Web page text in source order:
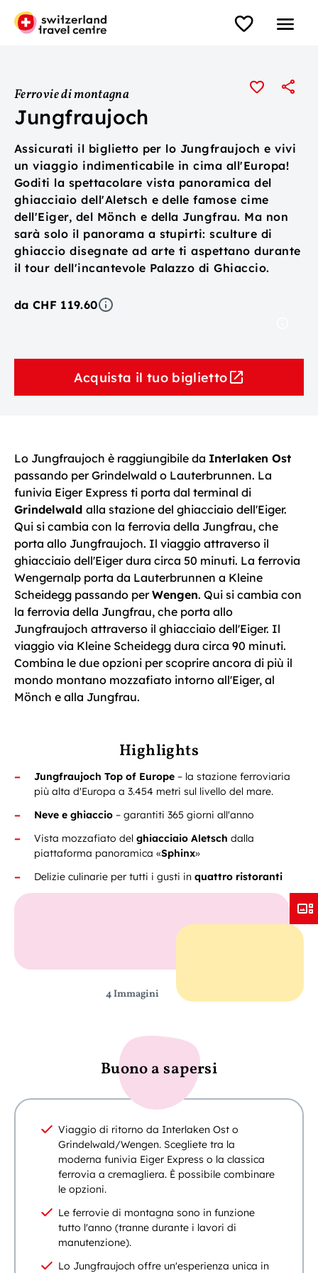
Ferrovie di montagna
Jungfraujoch
Assicurati il biglietto per lo Jungfraujoch e vivi
un viaggio indimenticabile in cima all'Europa!
Goditi la spettacolare vista panoramica del
ghiacciaio dell'Aletsch e delle famose cime
dell'Eiger, del Mönch e della Jungfrau. Ma non
sarà solo il panorama a stupirti: sculture di
ghiaccio disegnate ad arte ti aspettano durante
il tour dell'incantevole Palazzo di Ghiaccio.
da CHF 119.60
Acquista il tuo biglietto
Lo Jungfraujoch è raggiungibile da Interlaken Ost
passando per Grindelwald o Lauterbrunnen. La
funivia Eiger Express ti porta dal terminal di
Grindelwald alla stazione del ghiacciaio dell'Eiger.
Qui si cambia con la ferrovia della Jungfrau, che
porta allo Jungfraujoch. Il viaggio attraverso il
ghiacciaio dell'Eiger dura circa 50 minuti. La ferrovia
Wengernalp porta da Lauterbrunnen a Kleine
Scheidegg passando perWengen. Qui si cambia con
la ferrovia della Jungfrau, che porta allo
Jungfraujoch attraverso il ghiacciaio dell'Eiger. Il
viaggio via Kleine Scheidegg dura circa 90 minuti.
Combina le due opzioni per scoprire ancora di più il
mondo montano mozzafiato intorno all'Eiger, al
Mönch e alla Jungfrau.
Highlights
Jungfraujoch Top of Europe – la stazione ferroviaria
più alta d'Europa a 3.454 metri sul livello del mare.
Neve e ghiaccio – garantiti 365 giorni all'anno
Vista mozzafiato del ghiacciaio Aletsch dalla
piattaforma panoramica «Sphinx»
Delizie culinarie per tutti i gusti in quattro ristoranti
4 Immagini
Buono a sapersi
Viaggio di ritorno da Interlaken Ost o
Grindelwald/Wengen. Scegliete tra la
moderna funivia Eiger Express o la classica
ferrovia a cremagliera. È possibile combinare
le opzioni.
Le ferrovie di montagna sono in funzione
tutto l'anno (tranne durante i lavori di
manutenzione).
Lo Jungfraujoch offre un'esperienza unica in